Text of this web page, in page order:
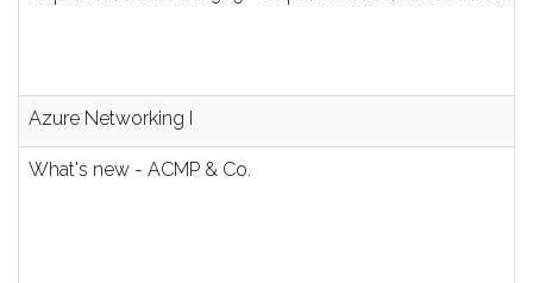
Azure Networking I
What's new - ACMP & Co.